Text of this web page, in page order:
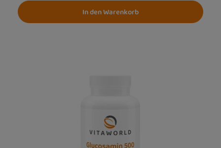
In den Warenkorb